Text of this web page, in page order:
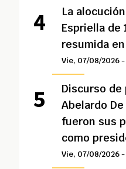
La
Espriella de
resumida
Vie, 07/08/2026 -
Discurso de
Abelardo
fueron sus
como
Vie, 07/08/2026 -